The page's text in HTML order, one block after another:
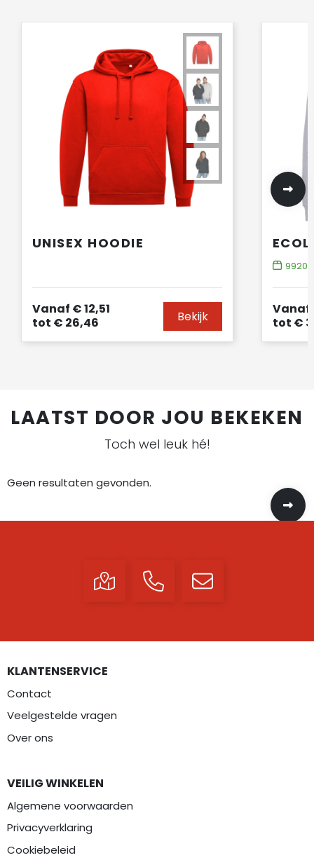
UNISEX HOODIE
Vanaf € 12,51
tot € 26,46 Bekijk
9920
Vanaf
tot €
LAATST DOOR JOU BEKEKEN
Toch wel leuk hé!
Geen resultaten gevonden.
KLANTENSERVICE
Contact
Veelgestelde vragen
Over ons
VEILIG WINKELEN
Algemene voorwaarden
Privacyverklaring
Cookiebeleid